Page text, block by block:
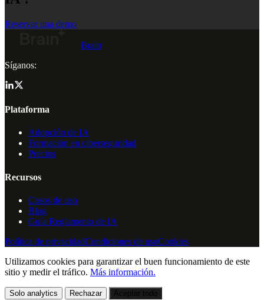
Reservar una demo
Brain
Síganos:
Plataforma
Adopción de IA
Formación en ciberseguridad
Precios
Recursos
Casos de uso
Blog
Guía Reglamento de IA
Política de privacidadCondiciones de usoCookies
Utilizamos cookies para garantizar el buen funcionamiento de este
sitio y medir el tráfico. Más información.
Solo analytics Rechazar Aceptar todo